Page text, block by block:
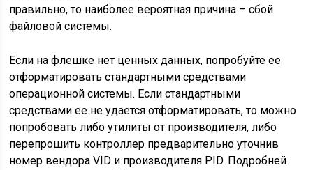
правильно, то наиболее вероятная причина – сбой
файловой системы.
Если на флешке нет ценных данных, попробуйте ее
отформатировать стандартными средствами
операционной системы. Если стандартными
средствами ее не удается отформатировать, то можно
попробовать либо утилиты от производителя, либо
перепрошить контроллер предварительно уточнив
номер вендора VID и производителя PID. Подробней